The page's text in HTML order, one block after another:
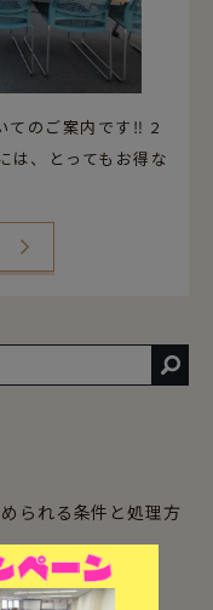
てのご案内です‼ 2
は、とってもお得な
られる条件と処理方